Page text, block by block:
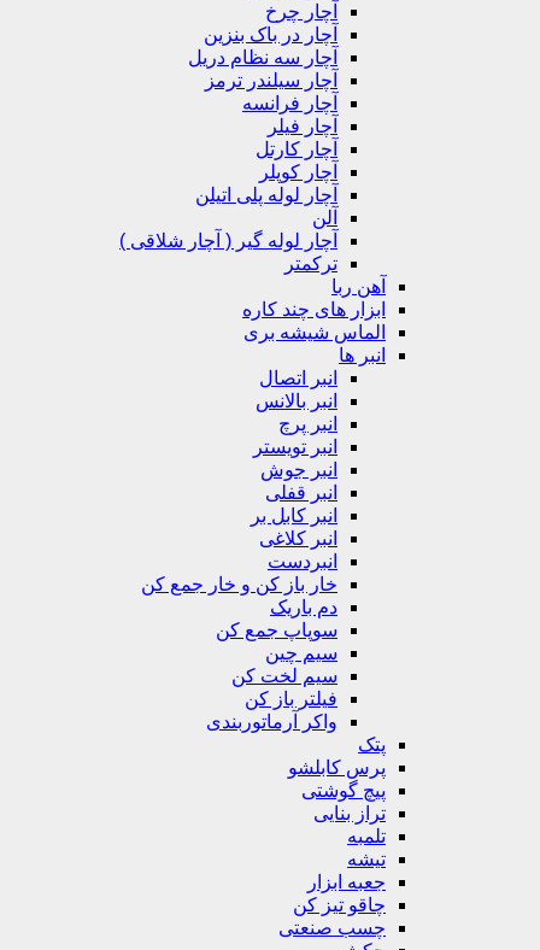
آچار چرخ
آچار در باک بنزین
آچار سه نظام دریل
آچار سیلندر ترمز
آچار فرانسه
آچار فیلر
آچار کارتل
آچار کوپلر
آچار لوله پلی اتیلن
آچار لوله گیر ( آچار شلاقی )
ابزار های چند کاره
الماس شیشه بری
انبر اتصال
انبر بالانس
انبر تویستر
انبر جوش
انبر قفلی
انبر کابل بر
انبر کلاغی
انبردست
خار باز کن و خار جمع کن
سوپاپ جمع کن
سیم چین
سیم لخت کن
فیلتر باز کن
واکر آرماتوربندی
پرس کابلشو
پیچ گوشتی
تراز بنایی
جعبه ابزار
چاقو تیز کن
چسب صنعتی